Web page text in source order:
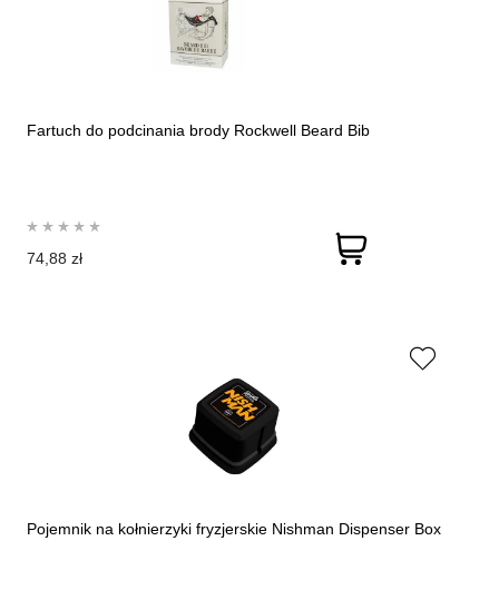
Fartuch do podcinania brody Rockwell Beard Bib
74,88 zł
Pojemnik na kołnierzyki fryzjerskie Nishman Dispenser Box